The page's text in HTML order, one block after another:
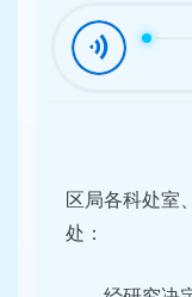
区局各科处室
处：